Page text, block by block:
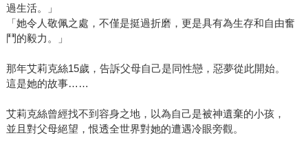
過生活。」
「她令人敬佩之處，不僅是挺過折磨，更是具有為生存和自由奮
鬥的毅力。」
那年艾莉克絲15歲，告訴父母自己是同性戀，惡夢從此開始。
這是她的故事……
艾莉克絲曾經找不到容身之地，以為自己是被神遺棄的小孩，
並且對父母絕望，恨透全世界對她的遭遇冷眼旁觀。